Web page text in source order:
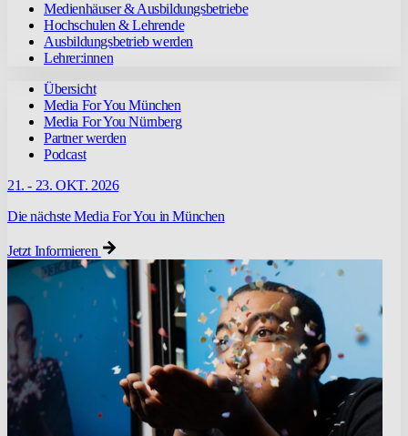
Medienhäuser & Ausbildungsbetriebe
Hochschulen & Lehrende
Ausbildungsbetrieb werden
Lehrer:innen
Übersicht
Media For You München
Media For You Nürnberg
Partner werden
Podcast
21. - 23. OKT. 2026
Die nächste Media For You in München
Jetzt Informieren